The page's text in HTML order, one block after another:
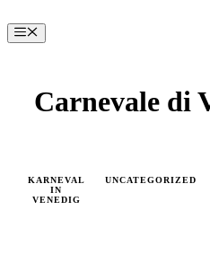
Inhalt
springen
Menü
Carnevale di
KARNEVAL
IN
VENEDIG
UNCATEGORIZED